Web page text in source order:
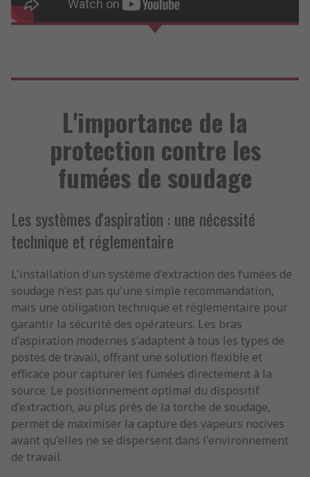
L'importance de la
protection contre les
fumées de soudage
Les systèmes d'aspiration : une nécessité
technique et réglementaire
L'installation d'un système d'extraction des fumées de
soudage n'est pas qu'une simple recommandation,
mais une obligation technique et réglementaire pour
garantir la sécurité des opérateurs. Les bras
d'aspiration modernes s'adaptent à tous les types de
postes de travail, offrant une solution flexible et
efficace pour capturer les fumées directement à la
source. Le positionnement optimal du dispositif
d'extraction, au plus près de la torche de soudage,
permet de maximiser la capture des vapeurs nocives
avant qu'elles ne se dispersent dans l'environnement
de travail.